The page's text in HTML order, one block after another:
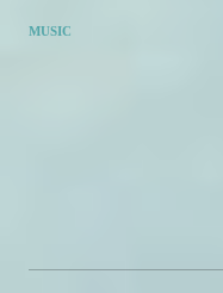
MUSIC